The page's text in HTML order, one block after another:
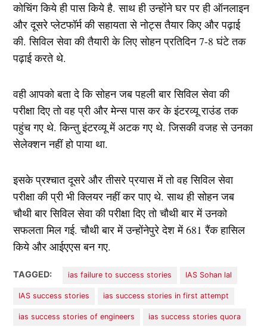
कोचिंग किये ही पास किये है. साथ ही उन्होंने घर पर ही ऑनलाइन
और दूसरे प्लेटफॉर्म की सहायता से नोट्स तैयार किए और पढ़ाई
की. सिविल सेवा की तैयारी के लिए सोहन प्रतिदिन 7-8 घंटे तक
पढ़ाई करते थे.
वही आपको बता दे कि सोहन जब पहली बार सिविल सेवा की
परीक्षा दिए तो वह प्री और मेन्स पास कर के इंटरव्यू राउंड तक
पहुंच गए थे. किन्तु इंटरव्यू में अटक गए थे. जिसकी वजह से उनका
सेलेक्शन नहीं हो पाया था.
इसके प्रश्चात दूसरे और तीसरे प्रयास में तो वह सिविल सेवा
परीक्षा की प्री भी क्लियर नहीं कर पाए थे. साथ ही सोहन जब
चौथी बार सिविल सेवा की परीक्षा दिए तो चौथी बार में उनको
सफलता मिल गई. चौथी बार में उन्होंनेपुरे देश में 681 रैंक हासिल
किये और आईएएस बन गए.
TAGGED: ias failure to success stories IAS Sohan lal
IAS success stories ias success stories in first attempt
ias success stories of engineers ias success stories quora